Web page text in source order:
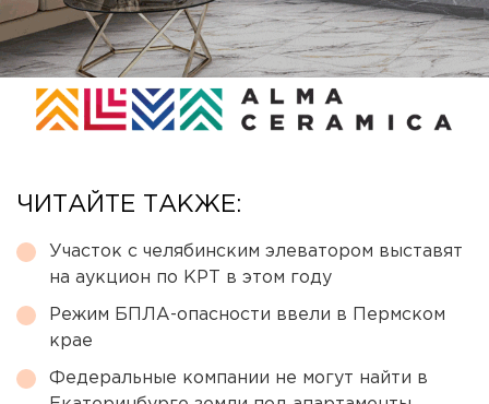
ЧИТАЙТЕ ТАКЖЕ:
Участок с челябинским элеватором выставят
на аукцион по КРТ в этом году
Режим БПЛА-опасности ввели в Пермском
крае
Федеральные компании не могут найти в